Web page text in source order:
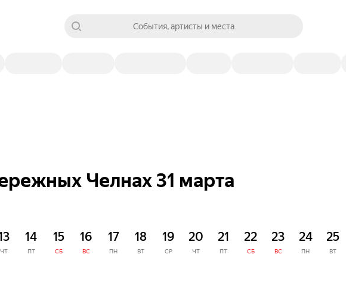
События, артисты и места
Челнах 31 марта
ЧТ
14
ПТ
15
СБ
16
ВС
17
ПН
18
ВТ
19
СР
20
ЧТ
21
ПТ
22
СБ
23
ВС
24
ПН
25
ВТ